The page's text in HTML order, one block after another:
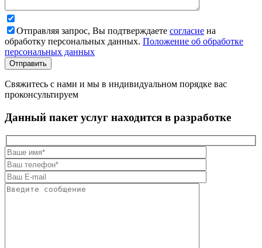
Отправляя запрос, Вы подтверждаете согласие на
обработку персональных данных. Положение об обработке
персональных данных
Свяжитесь с нами и мы в индивидуальном порядке вас
проконсультируем
Данный пакет услуг находится в разработке